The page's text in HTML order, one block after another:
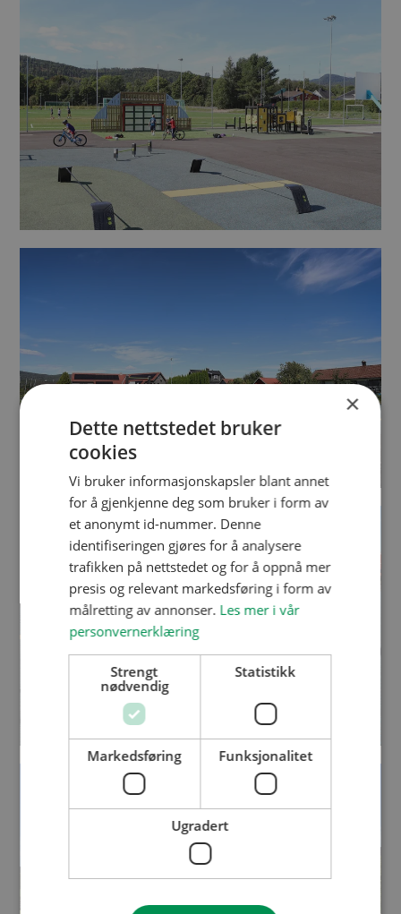
×
Dette nettstedet bruker
cookies
Vi bruker informasjonskapsler blant annet
for å gjenkjenne deg som bruker i form av
et anonymt id-nummer. Denne
identifiseringen gjøres for å analysere
trafikken på nettstedet og for å oppnå mer
presis og relevant markedsføring i form av
målretting av annonser. Les mer i vår
personvernerklæring
Strengt
nødvendig
Statistikk
Markedsføring Funksjonalitet
Ugradert